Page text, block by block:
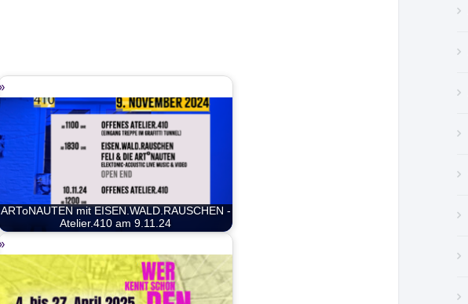
ARToNAUTEN mit EISEN.WALD.RAUSCHEN -
Atelier.410 am 9.11.24